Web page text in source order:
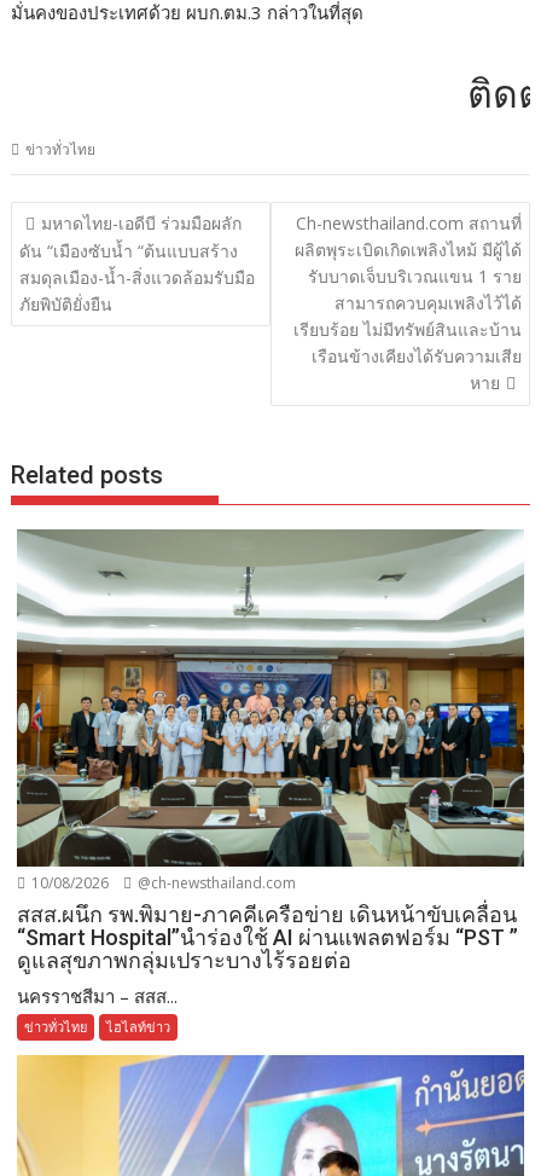
มั่นคงของประเทศด้วย ผบก.ตม.3 กล่าวในที่สุด
ติดต่อโฆ
ข่าวทั่วไทย
แนะแนว
เรื่อง
มหาดไทย-เอดีบี ร่วมมือผลัก
ดัน “เมืองซับน้ำ “ต้นแบบสร้าง
สมดุลเมือง-น้ำ-สิ่งแวดล้อมรับมือ
ภัยพิบัติยั่งยืน
Ch-newsthailand.com สถานที่
ผลิตพุระเบิดเกิดเพลิงไหม้ มีผู้ได้
รับบาดเจ็บบริเวณแขน 1 ราย
สามารถควบคุมเพลิงไว้ได้
เรียบร้อย ไม่มีทรัพย์สินและบ้าน
เรือนข้างเคียงได้รับความเสีย
หาย
Related posts
10/08/2026 @ch-newsthailand.com
สสส.ผนึก รพ.พิมาย-ภาคคีเครือข่าย เดินหน้าขับเคลื่อน
“Smart Hospital”นำร่องใช้ AI ผ่านแพลตฟอร์ม “PST ”
ดูแลสุขภาพกลุ่มเปราะบางไร้รอยต่อ
นครราชสีมา – สสส...
ข่าวทั่วไทย ไฮไลท์ข่าว